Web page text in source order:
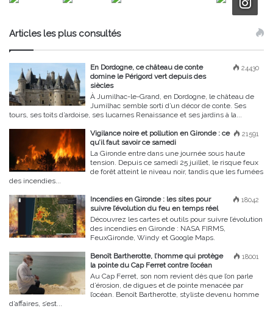
Articles les plus consultés
24430
En Dordogne, ce château de conte
domine le Périgord vert depuis des
siècles
À Jumilhac-le-Grand, en Dordogne, le château de
Jumilhac semble sorti d’un décor de conte. Ses
tours, ses toits d’ardoise, ses lucarnes Renaissance et ses jardins à la...
21591
Vigilance noire et pollution en Gironde : ce
qu’il faut savoir ce samedi
La Gironde entre dans une journée sous haute
tension. Depuis ce samedi 25 juillet, le risque feux
de forêt atteint le niveau noir, tandis que les fumées
des incendies...
18042
Incendies en Gironde : les sites pour
suivre l’évolution du feu en temps réel
Découvrez les cartes et outils pour suivre l’évolution
des incendies en Gironde : NASA FIRMS,
FeuxGironde, Windy et Google Maps.
18001
Benoît Bartherotte, l’homme qui protège
la pointe du Cap Ferret contre l’océan
Au Cap Ferret, son nom revient dès que l’on parle
d’érosion, de digues et de pointe menacée par
l’océan. Benoît Bartherotte, styliste devenu homme
d’affaires, s’est...